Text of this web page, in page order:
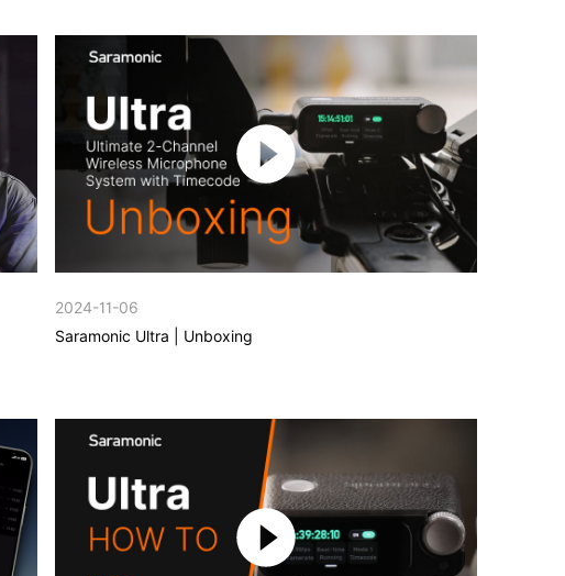
2024-11-06
Saramonic Ultra | Unboxing